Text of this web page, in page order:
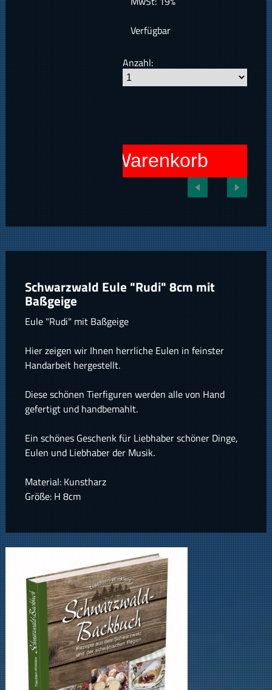
Verfügbar
Anzahl:
In den Warenkorb
Schwarzwald Eule "Rudi" 8cm mit
Baßgeige
Eule "Rudi" mit Baßgeige
Hier zeigen wir Ihnen herrliche Eulen in feinster
Handarbeit hergestellt.
Diese schönen Tierfiguren werden alle von Hand
gefertigt und handbemahlt.
Ein schönes Geschenk für Liebhaber schöner Dinge,
Eulen und Liebhaber der Musik.
Material: Kunstharz
Größe: H 8cm